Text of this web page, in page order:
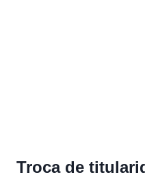
Troca de